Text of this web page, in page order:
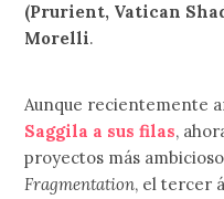
(Prurient, Vatican
Morelli.
Aunque recientemente
Saggila a sus filas,
proyectos más
Fragmentation, el tercer